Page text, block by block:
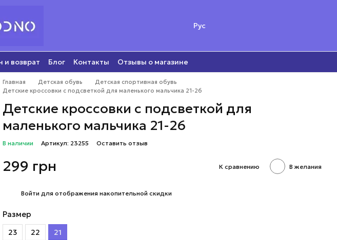
Рус
и возврат Блог Контакты Отзывы о магазине
Главная Детская обувь
Детская спортивная обувь
Детские кроссовки с подсветкой для маленького мальчика 21-26
Детские кроссовки с подсветкой для
маленького мальчика 21-26
В наличии Артикул: 23255 Оставить отзыв
299 грн К сравнению В желания
Войти для отображения накопительной скидки
Размер
23 22 21